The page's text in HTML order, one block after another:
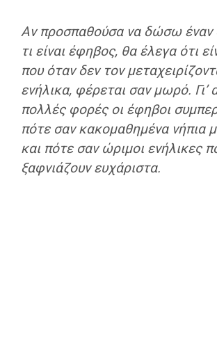
Αν προσπαθούσα να δώσω έναν
τι είναι έφηβος, θα έλεγα ότι
που όταν δεν τον
ενήλικα, φέρεται σαν μωρό. Γι’
πολλές φορές οι έφηβοι
πότε σαν κακομαθημένα νήπια
και πότε σαν ώριμοι ενήλικες
ξαφνιάζουν ευχάριστα.